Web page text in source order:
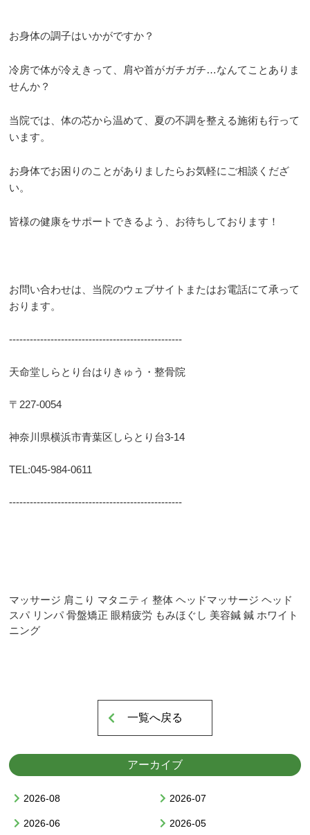
当院のアプリができました！
ます！
▲AppleStoreはこちらから
お身体の調子はいかがですか？
冷房で体が冷えきって、肩や首がガチガチ…なんてことありま
せんか？
当院では、体の芯から温めて、夏の不調を整える施術も行って
います。
お身体でお困りのことがありましたらお気軽にご相談くだざ
い。
皆様の健康をサポートできるよう、お待ちしております！
お問い合わせは、当院のウェブサイトまたはお電話にて承って
おります。
--------------------------------------------------
天命堂しらとり台はりきゅう・整骨院
〒227-0054
神奈川県横浜市青葉区しらとり台3-14
TEL:045-984-0611
--------------------------------------------------
マッサージ 肩こり マタニティ 整体 ヘッドマッサージ ヘッド
スパ リンパ 骨盤矯正 眼精疲労 もみほぐし 美容鍼 鍼 ホワイト
ニング
一覧へ戻る
アーカイブ
2026-08 2026-07
2026-06 2026-05